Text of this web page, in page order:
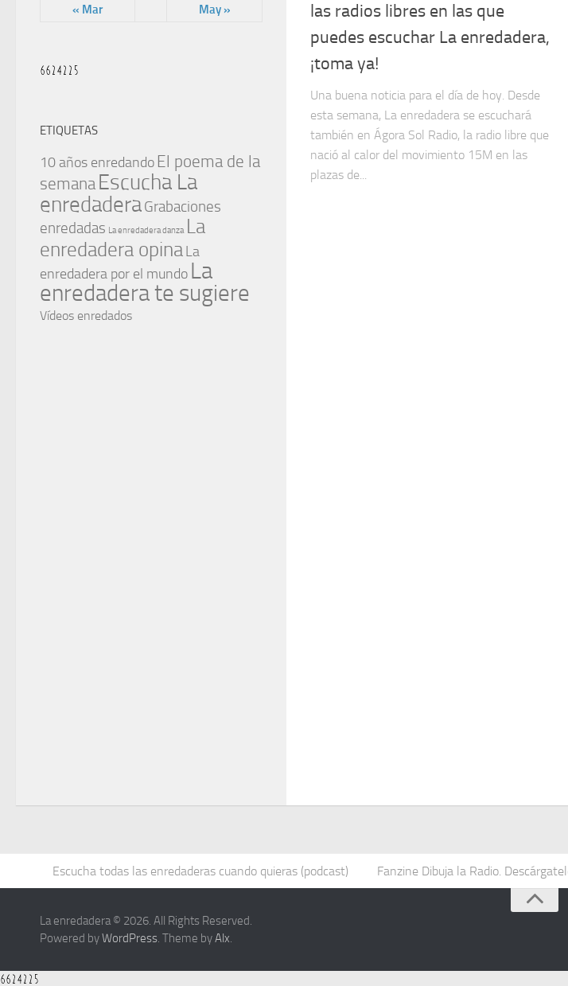
las radios libres en las que
puedes escuchar La enredadera,
¡toma ya!
Una buena noticia para el día de hoy. Desde
esta semana, La enredadera se escuchará
también en Ágora Sol Radio, la radio libre que
nació al calor del movimiento 15M en las
plazas de...
« Mar May »
ETIQUETAS
10 años enredando El poema de la
semana Escucha La
enredaderaGrabaciones
enredadas La enredadera danza La
enredadera opina La
enredadera por el mundo La
enredadera te sugiere
Vídeos enredados
Escucha todas las enredaderas cuando quieras (podcast) Fanzine Dibuja la Radio.
La enredadera © 2026. All Rights Reserved.
Powered byWordPress. Theme byAlx.